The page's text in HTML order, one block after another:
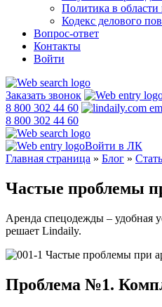
Политика в области
Кодекс делового
Вопрос-ответ
Контакты
Войти
Заказать звонок
8 800 302 44 60
8 800 302 44 60
Войти в ЛК
Главная страница » Блог »
Частые проблемы
Аренда спецодежды – удобная
решает Lindaily.
Проблема №1.